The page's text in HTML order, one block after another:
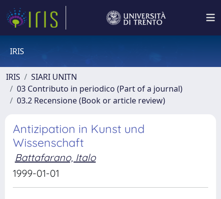
IRIS
IRIS
SIARI UNITN
03 Contributo in periodico (Part of a journal)
03.2 Recensione (Book or article review)
Antizipation in Kunst und
Wissenschaft
Battafarano, Italo
1999-01-01